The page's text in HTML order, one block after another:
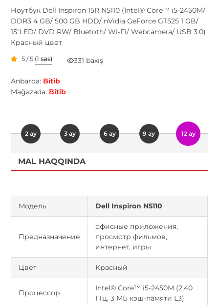
Ноутбук Dell Inspiron 15R N5110 (Intel® Core™ i5-2450M/
DDR3 4 GB/ 500 GB HDD/ nVidia GeForce GT525 1 GB/
15"LED/ DVD RW/ Bluetoth/ Wi-Fi/ Webcamera/ USB 3.0)
Красный цвет
5 / 5 (1 səs) 331 baxış
Anbarda: Bitib
Mağazada: Bitib
2 ay 3 ay 6 ay 9 ay 12 ay
MAL HAQQINDA
Модель Dell Inspiron N5110
Предназначение
офисные приложения,
просмотр фильмов,
интернет, игры
Цвет Красный
Процессор
Intel® Core™ i5-2450M (2,40
ГГц, 3 МБ кэш-памяти L3)